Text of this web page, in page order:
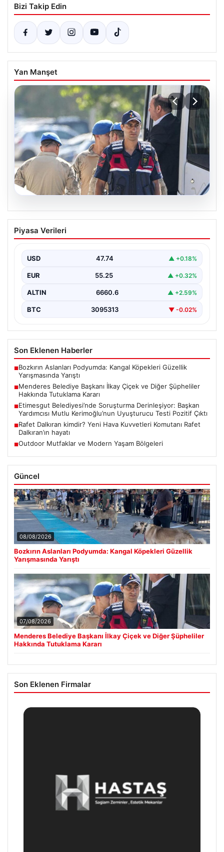
Bizi Takip Edin
Yan Manşet
07.08.2026
Menderes Belediye Başkanı İlkay Çiçek
ve Diğer Şüpheliler Hakkında Tutuklama
İzmir Cumhuriyet Başsavcılığı'nın yürüttüğü kapsamlı
gerçekleşen usulsüzlük iddiaları gündemdeki yerini…
Piyasa Verileri
USD 47.74 ▲ +0.18%
EUR 55.25 ▲ +0.32%
ALTIN 6660.6 ▲ +2.59%
BTC 3095313 ▼ -0.02%
Son Eklenen Haberler
■Bozkırın Aslanları Podyumda: Kangal Köpekleri Güzellik
Yarışmasında Yarıştı
■Menderes Belediye Başkanı İlkay Çiçek ve Diğer Şüpheliler
Hakkında Tutuklama Kararı
■Etimesgut Belediyesi’nde Soruşturma Derinleşiyor: Başkan
Yardımcısı Mutlu Kerimoğlu’nun Uyuşturucu Testi Pozitif Çıktı
■Rafet Dalkıran kimdir? Yeni Hava Kuvvetleri Komutanı Rafet
Dalkıran’ın hayatı
■Outdoor Mutfaklar ve Modern Yaşam Bölgeleri
Güncel
08/08/2026
Bozkırın Aslanları Podyumda: Kangal Köpekleri Güzellik
Yarışmasında Yarıştı
07/08/2026
Menderes Belediye Başkanı İlkay Çiçek ve Diğer Şüpheliler
Hakkında Tutuklama Kararı
Son Eklenen Firmalar